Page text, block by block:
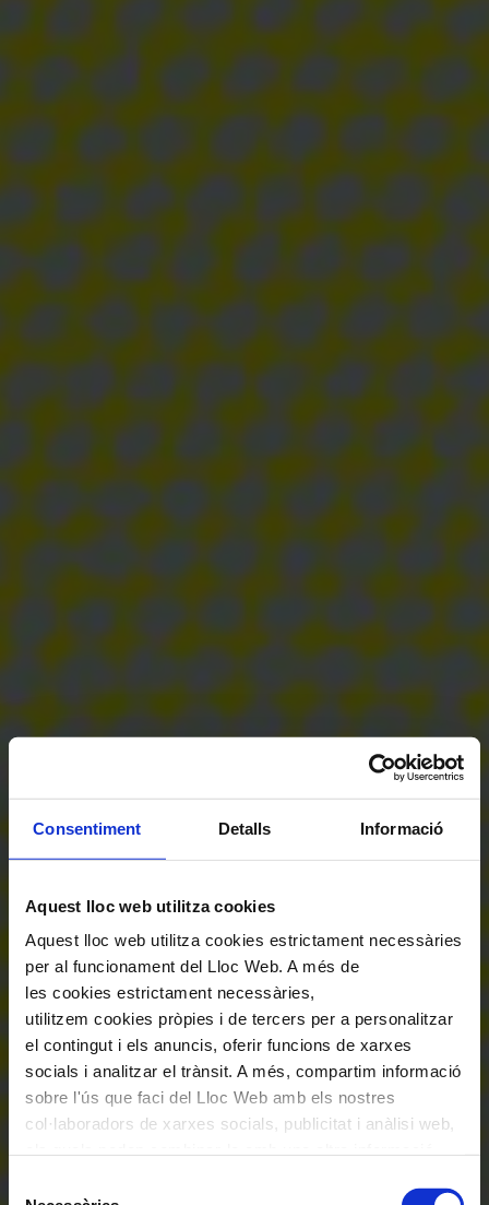
Consentiment Detalls Informació
Aquest lloc web utilitza cookies
Aquest lloc web utilitza cookies estrictament necessàries
per al funcionament del Lloc Web. A més de
les cookies estrictament necessàries,
utilitzem cookies pròpies i de tercers per a personalitzar
el contingut i els anuncis, oferir funcions de xarxes
socials i analitzar el trànsit. A més, compartim informació
sobre l'ús que faci del Lloc Web amb els nostres
col·laboradors de xarxes socials, publicitat i anàlisi web,